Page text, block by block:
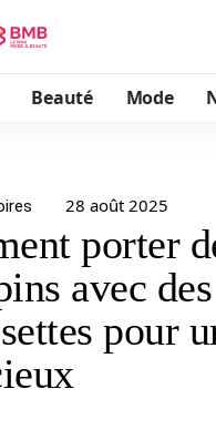
Beauté Mode
28 août 2025
porter
avec des
pour